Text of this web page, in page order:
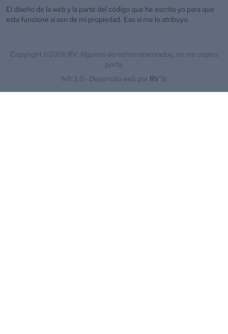
El diseño de la web y la parte del código que he escrito yo para que
esta funcione sí son de mi propiedad. Eso sí me lo atribuyo.
Copyright ©2026 RV. Algunos derechos reservados, no me copies
porfa.
fv11.3.0 · Desarrollo web por RV 🚀